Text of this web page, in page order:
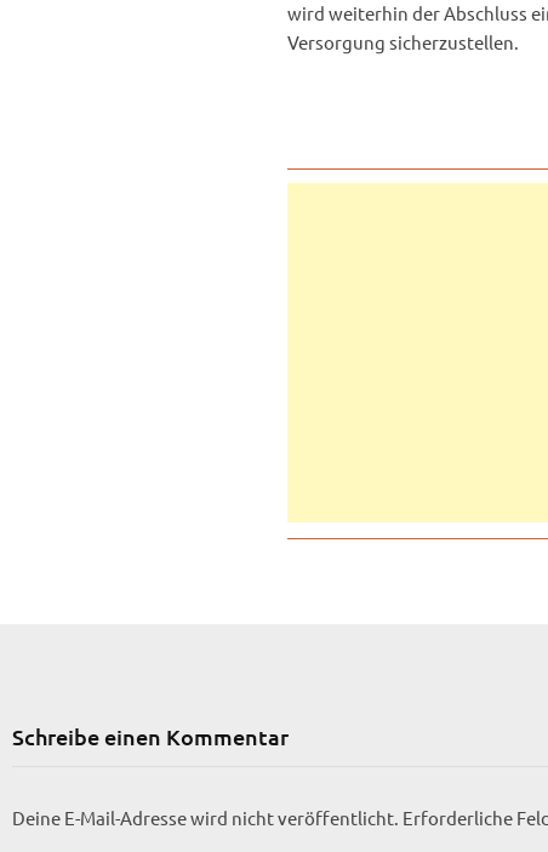
wird weiterhin der Abschluss
Versorgung sicherzustellen.
Schreibe einen Kommentar
Deine E-Mail-Adresse wird nicht veröffentlicht. Erforderliche